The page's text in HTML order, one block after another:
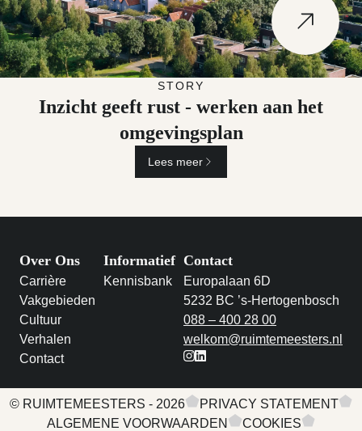
Naar Inzicht geeft rust - werken aan het omgevingsplan
STORY
Inzicht geeft rust - werken aan het
omgevingsplan
Lees meer
Over Ons
Carrière
Vakgebieden
Cultuur
Verhalen
Contact
Informatief
Kennisbank
Contact
Europalaan 6D
5232 BC ’s-Hertogenbosch
088 – 400 28 00
welkom@ruimtemeesters.nl
© RUIMTEMEESTERS - 2026
PRIVACY STATEMENT
ALGEMENE VOORWAARDEN
COOKIES